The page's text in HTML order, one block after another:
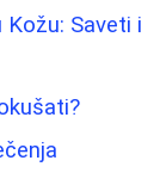
Saveti i